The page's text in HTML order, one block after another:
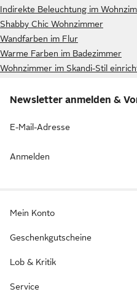
Indirekte Beleuchtung im
Shabby Chic Wohnzimmer
Wandfarben im Flur
Warme Farben im Badezimmer
Wohnzimmer im Skandi-Stil
Newsletter anmelden &
E-Mail-Adresse
Anmelden
Mein Konto
Geschenkgutscheine
Lob & Kritik
Service